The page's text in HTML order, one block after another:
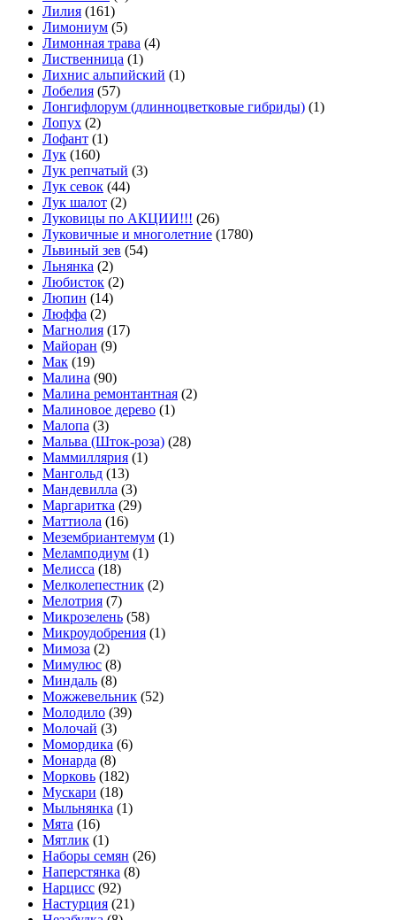
Лилия (161)
Лимониум (5)
Лимонная трава (4)
Лиственница (1)
Лихнис альпийский (1)
Лобелия (57)
Лонгифлорум (длинноцветковые гибриды) (1)
Лопух (2)
Лофант (1)
Лук (160)
Лук репчатый (3)
Лук севок (44)
Лук шалот (2)
Луковицы по АКЦИИ!!! (26)
Луковичные и многолетние (1780)
Львиный зев (54)
Льнянка (2)
Любисток (2)
Люпин (14)
Люффа (2)
Магнолия (17)
Майоран (9)
Мак (19)
Малина (90)
Малина ремонтантная (2)
Малиновое дерево (1)
Малопа (3)
Мальва (Шток-роза) (28)
Маммиллярия (1)
Мангольд (13)
Мандевилла (3)
Маргаритка (29)
Маттиола (16)
Мезембриантемум (1)
Меламподиум (1)
Мелисса (18)
Мелколепестник (2)
Мелотрия (7)
Микрозелень (58)
Микроудобрения (1)
Мимоза (2)
Мимулюс (8)
Миндаль (8)
Можжевельник (52)
Молодило (39)
Молочай (3)
Момордика (6)
Монарда (8)
Морковь (182)
Мускари (18)
Мыльнянка (1)
Мята (16)
Мятлик (1)
Наборы семян (26)
Наперстянка (8)
Нарцисс (92)
Настурция (21)